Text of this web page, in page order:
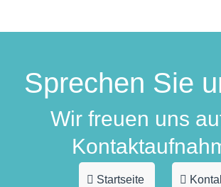
Sprechen Sie
Wir freuen uns
Startseite